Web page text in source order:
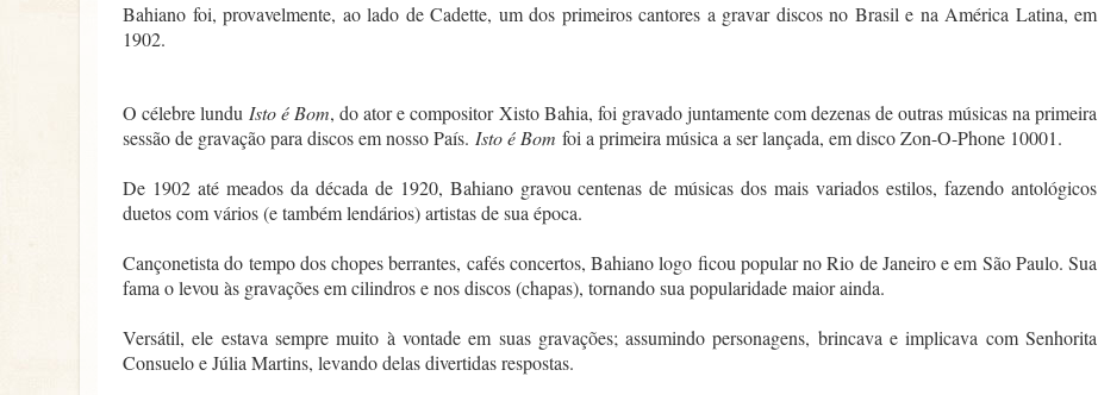
Bahiano foi, provavelmente, ao lado de Cadette, um dos primeiros cantores a gravar discos no Brasil e na América Latina, em
1902.
O célebre lunduIsto é Bom, do ator e compositor Xisto Bahia, foi gravado juntamente com dezenas de outras músicas na primeira
sessão de gravação para discos em nosso País. Isto é Bom foi a primeira música a ser lançada, em disco Zon-O-Phone 10001.
De 1902 até meados da década de 1920, Bahiano gravou centenas de músicas dos mais variados estilos, fazendo antológicos
duetos com vários (e também lendários) artistas de sua época.
Cançonetista do tempo dos chopes berrantes, cafés concertos, Bahiano logo ficou popular no Rio de Janeiro e em São Paulo. Sua
fama o levou às gravações em cilindros e nos discos (chapas), tornando sua popularidade maior ainda.
Versátil, ele estava sempre muito à vontade em suas gravações; assumindo personagens, brincava e implicava com Senhorita
Consuelo e Júlia Martins, levando delas divertidas respostas.